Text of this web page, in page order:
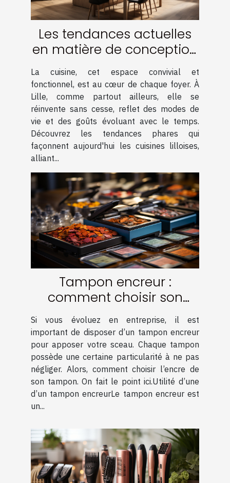
Les tendances actuelles
en matière de conception
de cuisine à Lille
La cuisine, cet espace convivial et
fonctionnel, est au cœur de chaque foyer. À
Lille, comme partout ailleurs, elle se
réinvente sans cesse, reflet des modes de
vie et des goûts évoluant avec le temps.
Découvrez les tendances phares qui
façonnent aujourd'hui les cuisines lilloises,
alliant...
Tampon encreur :
comment choisir son
encre ?
Si vous évoluez en entreprise, il est
important de disposer d’un tampon encreur
pour apposer votre sceau. Chaque tampon
possède une certaine particularité à ne pas
négliger. Alors, comment choisir l’encre de
son tampon. On fait le point ici.Utilité d’une
d’un tampon encreurLe tampon encreur est
un...